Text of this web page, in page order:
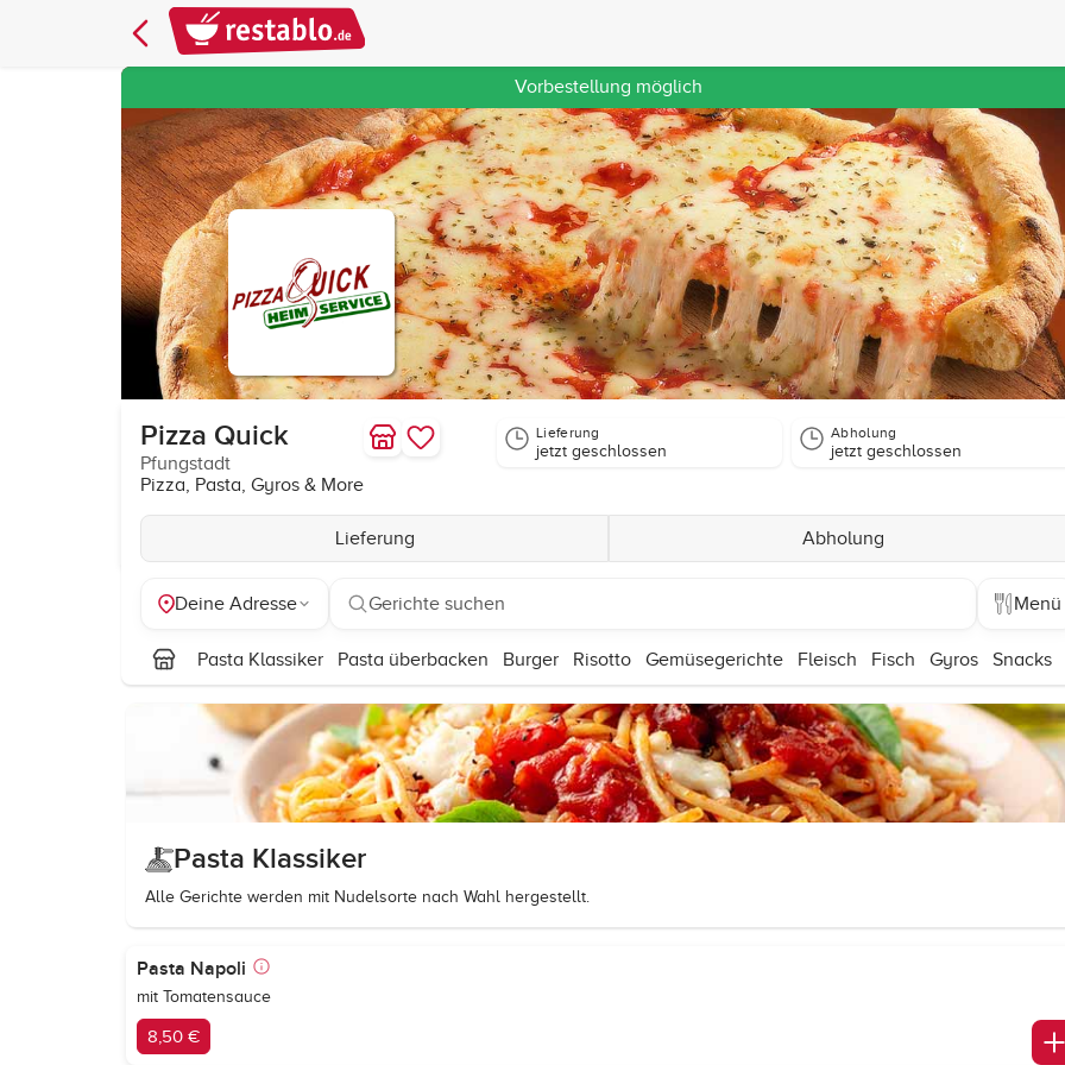
Vorbestellung möglich
Pizza Quick
Pfungstadt
Pizza, Pasta, Gyros & More
Lieferung
jetzt geschlossen
Abholung
jetzt geschlossen
Lieferung Abholung
Deine Adresse Gerichte suchen Menü
Pasta Klassiker Pasta überbacken Burger Risotto Gemüsegerichte Fleisch Fisch Gyros Snacks
Pasta Klassiker
Alle Gerichte werden mit Nudelsorte nach Wahl hergestellt.
Pasta Napoli
mit Tomatensauce
8,50 €